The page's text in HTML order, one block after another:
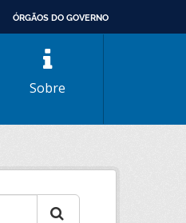
ÓRGÃOS DO GOVERNO
Sobre